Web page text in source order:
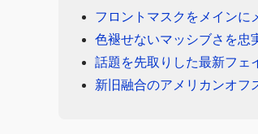
フロントマスクをメインに
色褪せないマッシブさを忠
話題を先取りした最新フェ
新旧融合のアメリカンオフ